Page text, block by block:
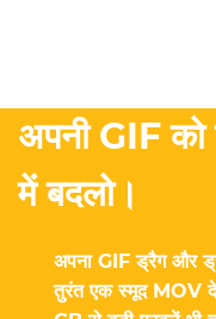
अपनी GIF
में बदलो।
अपना GIF ड्रैग और
तुरंत एक स्मूद MOV दे